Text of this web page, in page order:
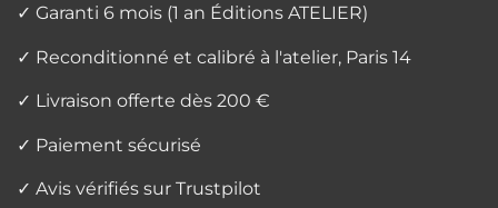
✓ Garanti 6 mois (1 an Éditions ATELIER)
✓ Reconditionné et calibré à l'atelier, Paris 14
✓ Livraison offerte dès 200 €
✓ Paiement sécurisé
✓ Avis vérifiés sur Trustpilot